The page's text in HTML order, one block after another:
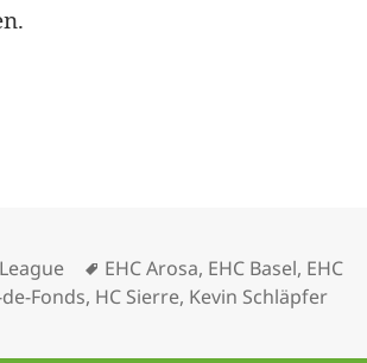
Visp und HC La Chaux-de-
Schlagwörter
EHC Arosa, EHC Basel, EHC
Fonds, HC Sierre, Kevin Schläpfer